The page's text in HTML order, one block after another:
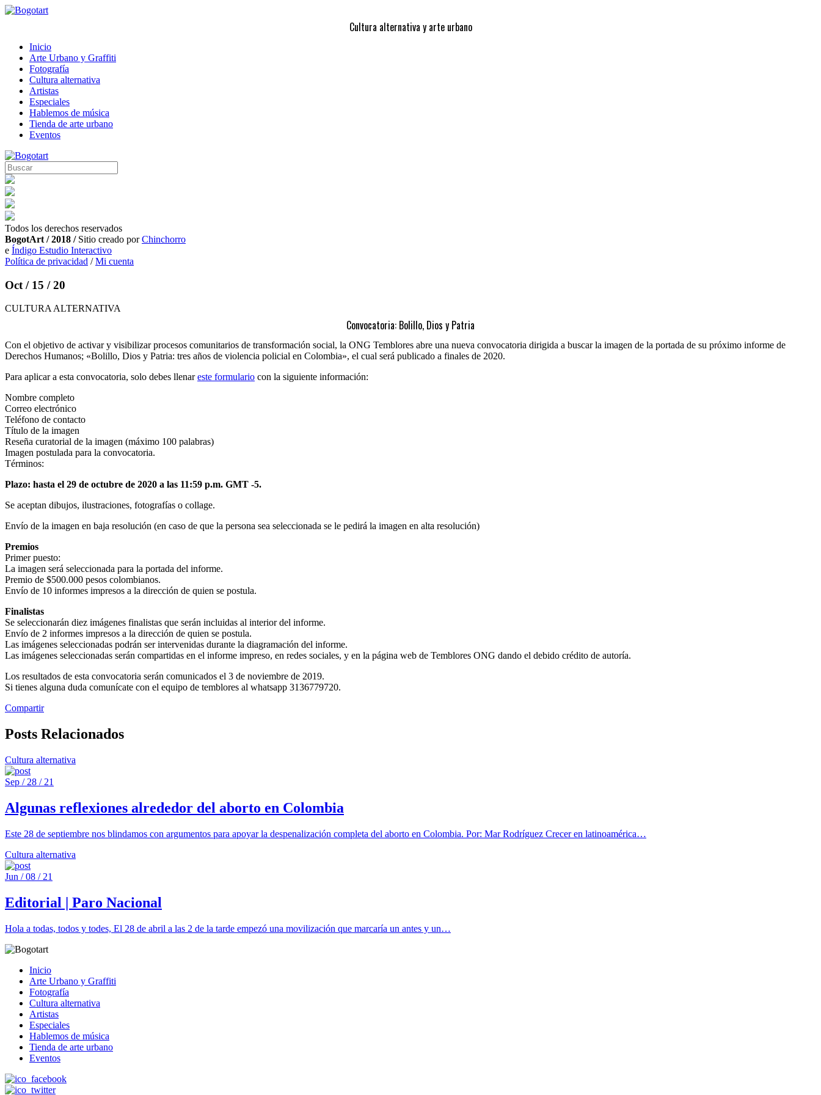
Cultura alternativa y arte urbano
Inicio
Arte Urbano y Graffiti
Fotografía
Cultura alternativa
Artistas
Especiales
Hablemos de música
Tienda de arte urbano
Eventos
Todos los derechos reservados
BogotArt / 2018 /Sitio creado porChinchorro
e Índigo Estudio Interactivo
Política de privacidad /Mi cuenta
Oct / 15 / 20
CULTURA ALTERNATIVA
Convocatoria: Bolillo, Dios y Patria
Con el objetivo de activar y visibilizar procesos comunitarios de transformación social, la ONG Temblores abre una nueva convocatoria dirigida a buscar la imagen de la portada de su próximo informe de
Derechos Humanos; «Bolillo, Dios y Patria: tres años de violencia policial en Colombia», el cual será publicado a finales de 2020.
Para aplicar a esta convocatoria, solo debes llenareste formulario con la siguiente información:
Nombre completo
Correo electrónico
Teléfono de contacto
Título de la imagen
Reseña curatorial de la imagen (máximo 100 palabras)
Imagen postulada para la convocatoria.
Términos:
​Plazo: hasta el 29 de octubre de 2020 a las 11:59 p.m. GMT -5.
Se aceptan dibujos, ilustraciones, fotografías o collage.
Envío de la imagen en baja resolución (en caso de que la persona sea seleccionada se le pedirá la imagen en alta resolución)
Premios
Primer puesto:
La imagen será seleccionada para la portada del informe.
Premio de $500.000 pesos colombianos.
Envío de 10 informes impresos a la dirección de quien se postula.
Finalistas
Se seleccionarán diez imágenes finalistas que serán incluidas al interior del informe.
Envío de 2 informes impresos a la dirección de quien se postula.
Las imágenes seleccionadas podrán ser intervenidas durante la diagramación del informe.
Las imágenes seleccionadas serán compartidas en el informe impreso, en redes sociales, y en la página web de Temblores ONG dando el debido crédito de autoría.
Los resultados de esta convocatoria serán comunicados el 3 de noviembre de 2019.
Si tienes alguna duda comunícate con el equipo de temblores al whatsapp 3136779720.
Compartir
Posts Relacionados
Cultura alternativa
Sep / 28 / 21
Algunas reflexiones alrededor del aborto en Colombia
Este 28 de septiembre nos blindamos con argumentos para apoyar la despenalización completa del aborto en Colombia. Por: Mar Rodríguez Crecer en latinoamérica…
Cultura alternativa
Jun / 08 / 21
Editorial | Paro Nacional
Hola a todas, todos y todes, El 28 de abril a las 2 de la tarde empezó una movilización que marcaría un antes y un…
Inicio
Arte Urbano y Graffiti
Fotografía
Cultura alternativa
Artistas
Especiales
Hablemos de música
Tienda de arte urbano
Eventos